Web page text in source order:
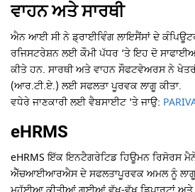
ਵਾਹਨ ਅਤੇ ਸਾਰਥੀ
ਐਨ ਆਈ ਸੀ ਨੇ ਡ੍ਰਾਈਵਿੰਗ ਲਾਇਸੈਂਸਾਂ ਦੇ
ਰਜਿਸਟਰੇਸ਼ਨ ਲਈ ਕੌਮੀ ਪੱਧਰ ‘ਤੇ ਇਹ ਦੋ
ਕੀਤੇ ਹਨ. ਸਾਰਥੀ ਅਤੇ ਵਾਹਨ ਸੌਫਟਵੇਅਰਸ ਨੇ
(ਆਰ.ਟੀ.ਏ.) ਲਈ ਸਫਲਤਾ ਪੂਰਵਕ ਲਾਗੂ ਕੀਤਾ.
ਵਧੇਰੇ ਜਾਣਕਾਰੀ ਲਈ ਵੈਬਸਾਈਟ ‘ਤੇ ਜਾਉ:
eHRMS
eHRMS ਇੱਕ ਇਨਟੈਗਰੇਟਿਡ ਹਿਊਮਨ ਰਿਸੋਰਸ
ਐੱਚਆਈਆਰਐਸ ਦੇ ਸਫਲਤਾਪੂਰਵਕ ਅਮਲ ਨੂੰ